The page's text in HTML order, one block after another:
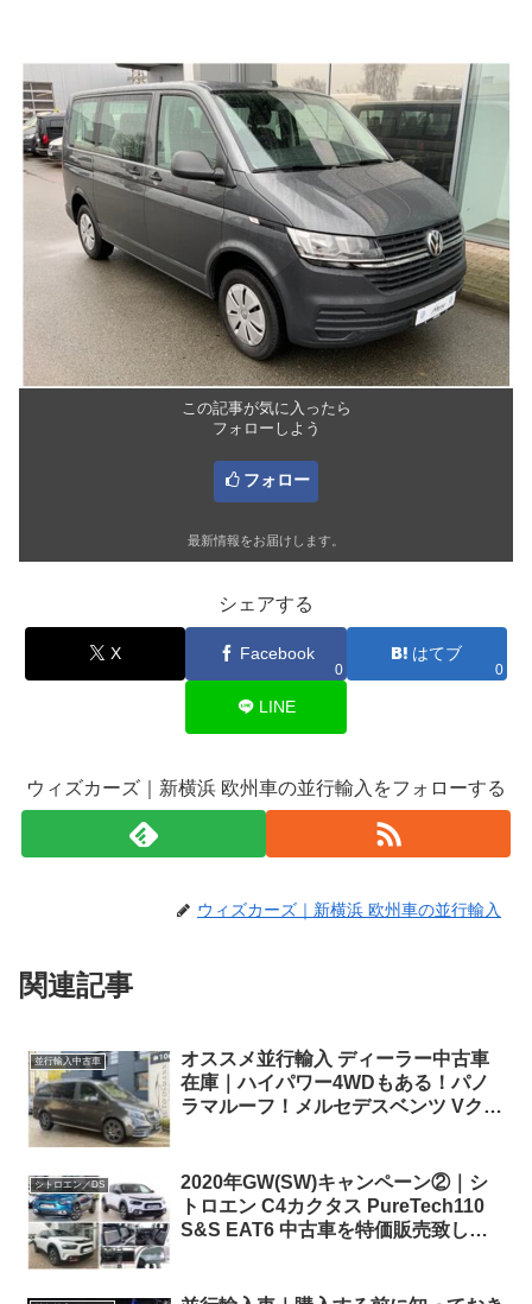
この記事が気に入ったら
フォローしよう
フォロー
最新情報をお届けします。
シェアする
X Facebook
0
はてブ
0
LINE
ウィズカーズ｜新横浜 欧州車の並行輸入をフォローする
ウィズカーズ｜新横浜 欧州車の並行輸入
関連記事
並行輸入中古車
オススメ並行輸入 ディーラー中古車
在庫｜ハイパワー4WDもある！パノ
ラマルーフ！メルセデスベンツ Vクラ
ハンドル
シトロエン／DS
2020年GW(SW)キャンペーン②｜シ
トロエン C4カクタス PureTech110
S&S EAT6 中古車を特価販売致しま